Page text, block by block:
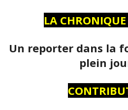
LA
Un reporter dans la
plein